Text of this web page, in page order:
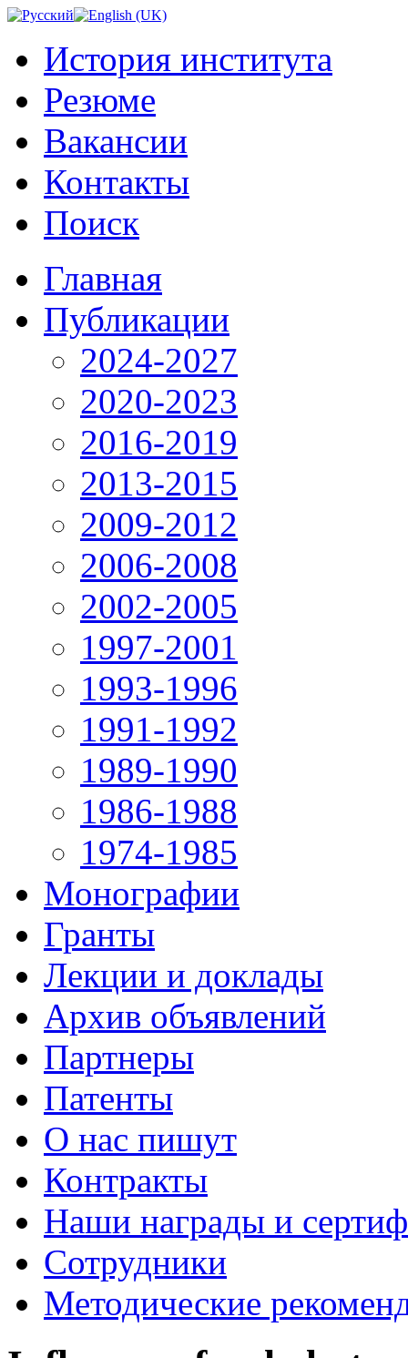
История института
Резюме
Вакансии
Контакты
Поиск
Главная
Публикации
2024-2027
2020-2023
2016-2019
2013-2015
2009-2012
2006-2008
2002-2005
1997-2001
1993-1996
1991-1992
1989-1990
1986-1988
1974-1985
Монографии
Гранты
Лекции и доклады
Архив объявлений
Партнеры
Патенты
О нас пишут
Контракты
Наши награды и
Сотрудники
Методические